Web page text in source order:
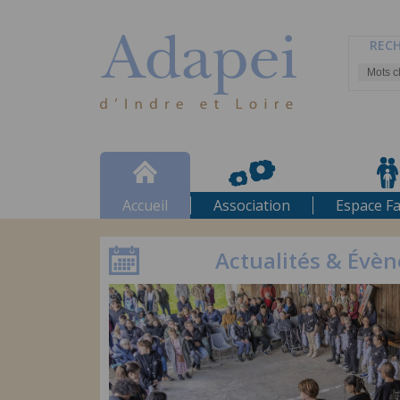
Accueil Association Espace
Actualités &
16/07/26
Voici les dates 2026/2027 : le samedi
ciné concert...